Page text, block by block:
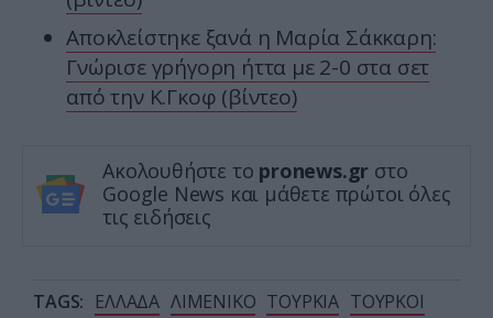
Αποκλείστηκε ξανά η Μαρία Σάκκαρη:
Γνώρισε γρήγορη ήττα με 2-0 στα σετ
από την Κ.Γκοφ (βίντεο)
Ακολουθήστε το pronews.gr στο
Google News και μάθετε πρώτοι όλες
τις ειδήσεις
TAGS: ΕΛΛΑΔΑ ΛΙΜΕΝΙΚΟ ΤΟΥΡΚΙΑ ΤΟΥΡΚΟΙ